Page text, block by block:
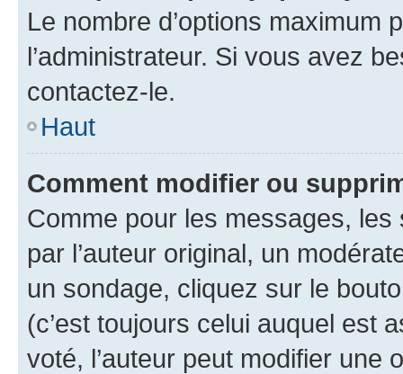
Le nombre d’options maximum
l’administrateur. Si vous avez
contactez-le.
Haut
Comment modifier ou
Comme pour les messages,
par l’auteur original, un
un sondage, cliquez sur le
(c’est toujours celui auquel est
voté, l’auteur peut modifier une